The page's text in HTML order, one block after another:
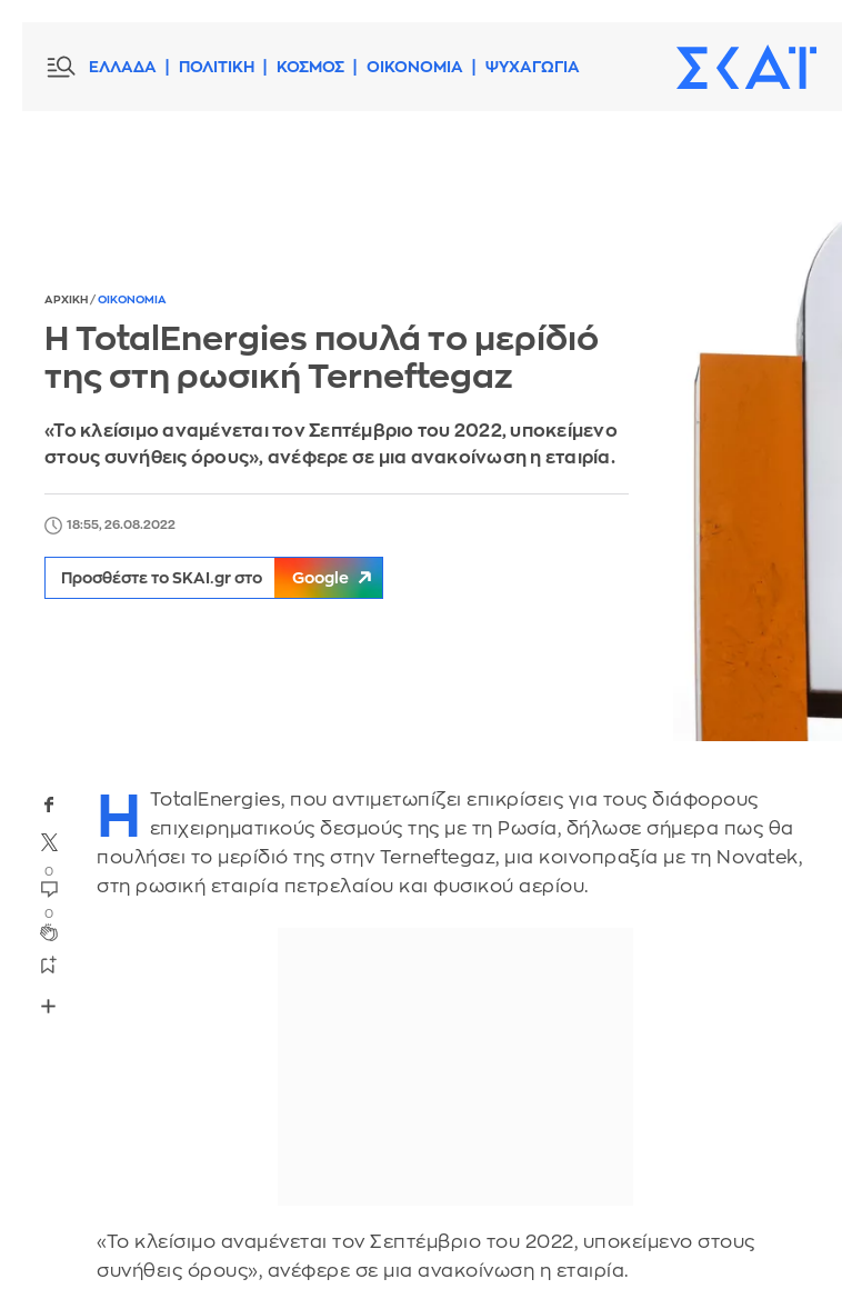
ΕΛΛΑΔΑ ΠΟΛΙΤΙΚΗ ΚΟΣΜΟΣ ΟΙΚΟΝΟΜΙΑ ΨΥΧΑΓΩΓΙΑ
ΑΡΧΙΚΗ / ΟΙΚΟΝΟΜΙΑ
Η TotalΕnergies πουλά το μερίδιό
της στη ρωσική Terneftegaz
«Το κλείσιμο αναμένεται τον Σεπτέμβριο του 2022, υποκείμενο
στους συνήθεις όρους», ανέφερε σε μια ανακοίνωση η εταιρία.
18:55, 26.08.2022
Προσθέστε το SKAI.gr στο Google
0
0
Η
TotalEnergies, που αντιμετωπίζει επικρίσεις για τους διάφορους
επιχειρηματικούς δεσμούς της με τη Ρωσία, δήλωσε σήμερα πως θα
πουλήσει το μερίδιό της στην Terneftegaz, μια κοινοπραξία με τη Novatek,
στη ρωσική εταιρία πετρελαίου και φυσικού αερίου.
«Το κλείσιμο αναμένεται τον Σεπτέμβριο του 2022, υποκείμενο στους
συνήθεις όρους», ανέφερε σε μια ανακοίνωση η εταιρία.